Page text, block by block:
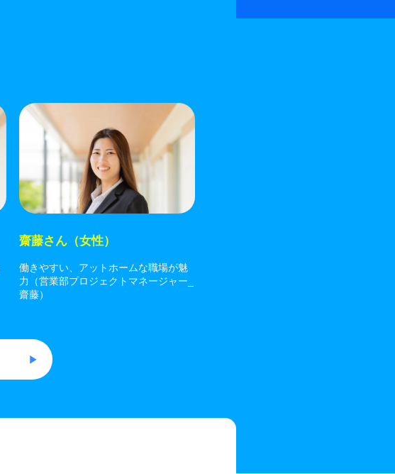
齋藤さん（女性）
働きやすい、アットホームな職場が魅
力（営業部プロジェクトマネージャー_
齋藤）